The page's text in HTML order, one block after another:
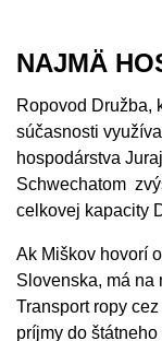
NAJMÄ
Ropovod Družba,
súčasnosti
hospodárstva
Schwechatom
celkovej kapacity
Ak Miškov hovorí
Slovenska, má na
Transport ropy
príjmy do